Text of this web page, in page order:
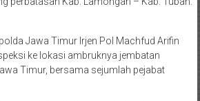
Jawa Timur Irjen Pol Machfud Arifin
ke lokasi ambruknya jembatan
Timur, bersama sejumlah pejabat